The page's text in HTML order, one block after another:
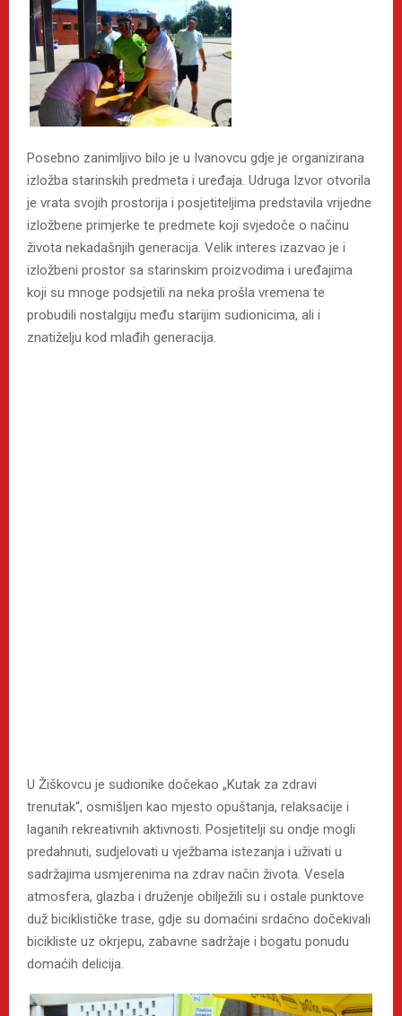
Posebno zanimljivo bilo je u Ivanovcu gdje je organizirana
izložba starinskih predmeta i uređaja. Udruga Izvor otvorila
je vrata svojih prostorija i posjetiteljima predstavila vrijedne
izložbene primjerke te predmete koji svjedoče o načinu
života nekadašnjih generacija. Velik interes izazvao je i
izložbeni prostor sa starinskim proizvodima i uređajima
koji su mnoge podsjetili na neka prošla vremena te
probudili nostalgiju među starijim sudionicima, ali i
znatiželju kod mlađih generacija.
U Žiškovcu je sudionike dočekao „Kutak za zdravi
trenutak“, osmišljen kao mjesto opuštanja, relaksacije i
laganih rekreativnih aktivnosti. Posjetitelji su ondje mogli
predahnuti, sudjelovati u vježbama istezanja i uživati u
sadržajima usmjerenima na zdrav način života. Vesela
atmosfera, glazba i druženje obilježili su i ostale punktove
duž biciklističke trase, gdje su domaćini srdačno dočekivali
bicikliste uz okrjepu, zabavne sadržaje i bogatu ponudu
domaćih delicija.